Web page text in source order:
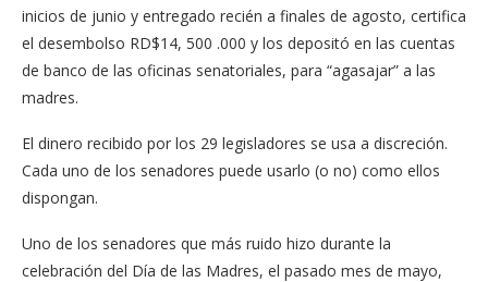
inicios de junio y entregado recién a finales de agosto, certifica
el des­embolso RD$14, 500 .000 y los depositó en las cuentas
de banco de las oficinas se­natoriales, para “agasajar” a las
madres.
El dinero recibido por los 29 legisladores se usa a discreción.
Cada uno de los senadores puede usar­lo (o no) como ellos
dis­pongan.
Uno de los senadores que más ruido hizo durante la
celebración del Día de las Madres, el pasado mes de mayo,